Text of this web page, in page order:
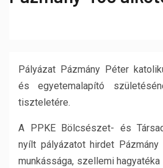
Pályázat Pázmány Péter
és egyetemalapító
tiszteletére.
A PPKE Bölcsészet- és
nyílt pályázatot hirdet
munkássága, szellemi